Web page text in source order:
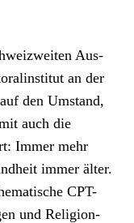
Aus­
an der
den Umstand,
auch die
Immer mehr
immer älter.
CPT-
und Reli­gion­